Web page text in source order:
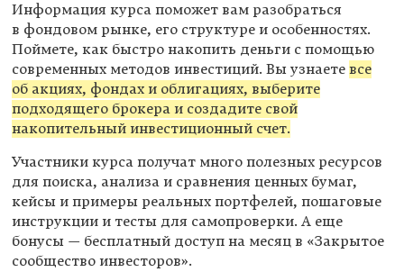
Информация курса поможет вам разобраться
в фондовом рынке, его структуре и особенностях.
Поймете, как быстро накопить деньги с помощью
современных методов инвестиций. Вы узнаете все
об акциях, фондах и облигациях, выберите
подходящего брокера и создадите свой
накопительный инвестиционный счет.
Участники курса получат много полезных ресурсов
для поиска, анализа и сравнения ценных бумаг,
кейсы и примеры реальных портфелей, пошаговые
инструкции и тесты для самопроверки. А еще
бонусы — бесплатный доступ на месяц в «Закрытое
сообщество инвесторов».